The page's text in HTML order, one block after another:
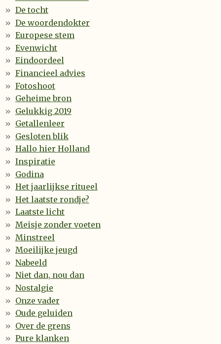
De tocht
De woordendokter
Europese stem
Evenwicht
Eindoordeel
Financieel advies
Fotoshoot
Geheime bron
Gelukkig 2019
Getallenleer
Gesloten blik
Hallo hier Holland
Inspiratie
Godina
Het jaarlijkse ritueel
Het laatste rondje?
Laatste licht
Meisje zonder voeten
Minstreel
Moeilijke jeugd
Nabeeld
Niet dan, nou dan
Nostalgie
Onze vader
Oude geluiden
Over de grens
Pure klanken